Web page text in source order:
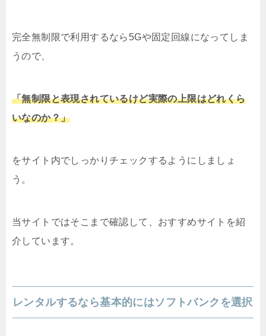
完全無制限で利用するなら5Gや固定回線になってしま
うので、
「無制限と表現されているけど実際の上限はどれくら
いなのか？」
をサイト内でしっかりチェックするようにしましょ
う。
当サイトではそこまで確認して、おすすめサイトを紹
介しています。
レンタルするなら基本的にはソフトバンクを選択